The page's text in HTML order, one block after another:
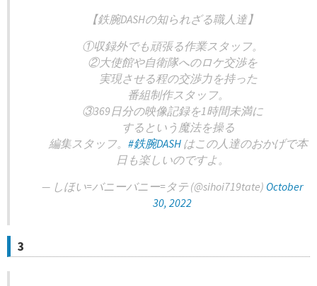
【鉄腕DASHの知られざる職人達】
①収録外でも頑張る作業スタッフ。
②大使館や自衛隊へのロケ交渉を
実現させる程の交渉力を持った
番組制作スタッフ。
③369日分の映像記録を1時間未満に
するという魔法を操る
編集スタッフ。 #鉄腕DASHはこの人達のおかげで本
日も楽しいのですよ。
— しほい=バニーバニー=タテ (@sihoi719tate) October
30, 2022
3